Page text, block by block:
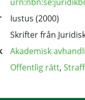
Iustus (2000)
Skrifter från
Akademisk
Offentlig rätt,